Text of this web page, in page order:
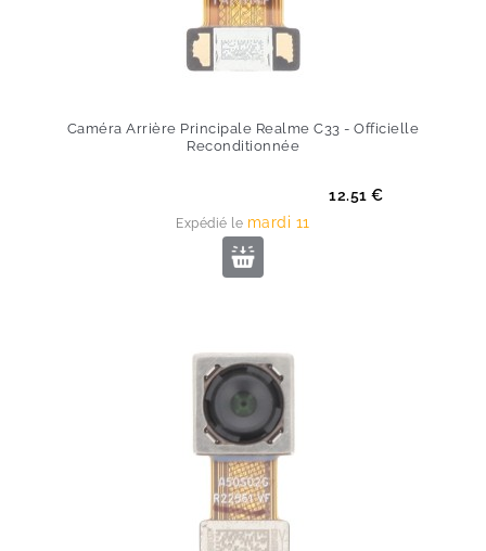
Caméra Arrière Principale Realme C33 - Officielle
Reconditionnée
12.51 €
Expédié le mardi 11